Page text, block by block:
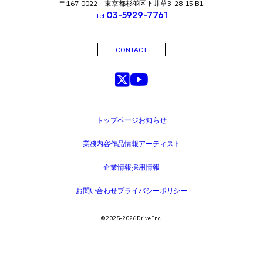
〒167-0022 東京都杉並区下井草3-28-15 B1
Tel 03-5929-7761
CONTACT
トップページお知らせ
業務内容作品情報アーティスト
企業情報採用情報
お問い合わせプライバシーポリシー
©️ 2025-2026 Drive Inc.